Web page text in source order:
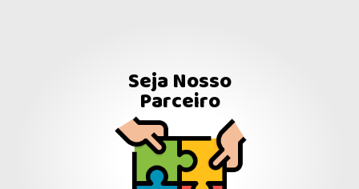
Seja Nosso
Parceiro